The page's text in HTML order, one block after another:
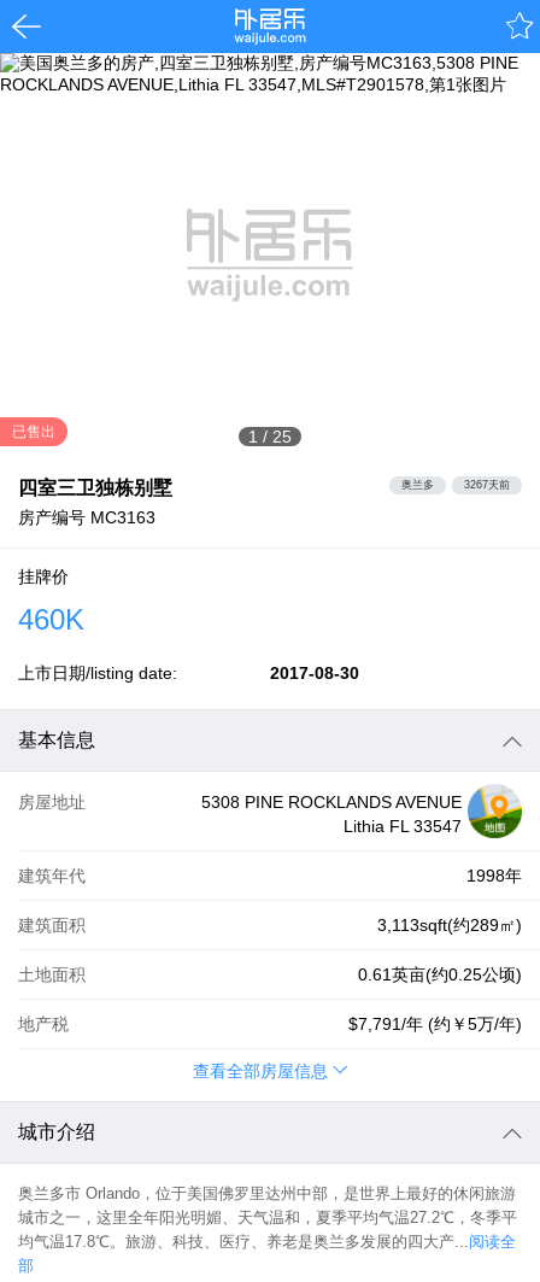
1 / 25
已售出
四室三卫独栋别墅
房产编号 MC3163
奥兰多 3267天前
挂牌价
460K
上市日期/listing date: 2017-08-30
基本信息
房屋地址
5308 PINE ROCKLANDS AVENUE
Lithia FL 33547
建筑年代 1998年
建筑面积 3,113sqft(约289㎡)
土地面积 0.61英亩(约0.25公顷)
地产税 $7,791/年 (约 ￥5万/年)
查看全部房屋信息
城市介绍
奥兰多市 Orlando，位于美国佛罗里达州中部，是世界上最好的休闲旅游
城市之一，这里全年阳光明媚、天气温和，夏季平均气温27.2℃，冬季平
均气温17.8℃。旅游、科技、医疗、养老是奥兰多发展的四大产...阅读全
部